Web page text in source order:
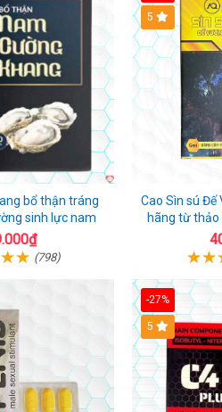
bổ thận tráng
sinh lực nam
(798)
5
Cao Sìn sú Đế
hãng từ thảo
-27%
5